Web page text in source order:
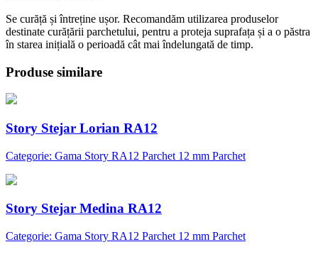
Se curăță și întreține ușor. Recomandăm utilizarea produselor
destinate curățării parchetului, pentru a proteja suprafața și a o păstra
în starea inițială o perioadă cât mai îndelungată de timp.
Produse similare
Story Stejar Lorian RA12
Categorie: Gama Story RA12 Parchet 12 mm Parchet
Story Stejar Medina RA12
Categorie: Gama Story RA12 Parchet 12 mm Parchet